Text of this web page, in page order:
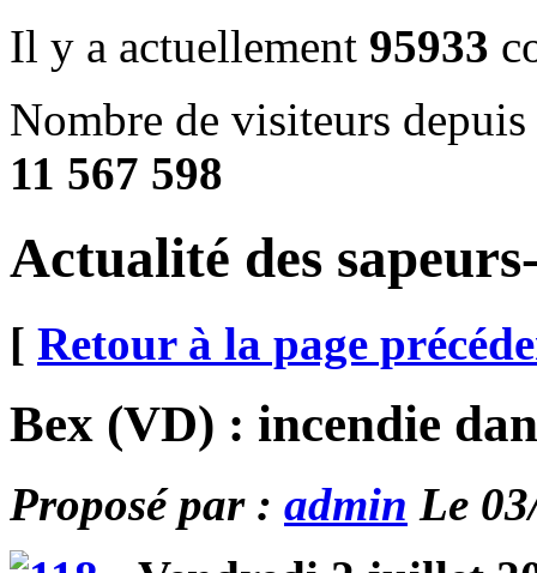
Il y a actuellement 95933
Nombre de visiteurs
11 567 598
Actualité des
[ Retour à la page
Bex (VD) : incendie
Proposé par : admin Le